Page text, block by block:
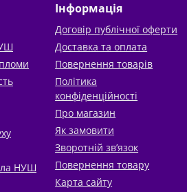
НУШ
Інформація
Договір публічної оферти
Доставка та оплата
Повернення товарів
Політика
конфіденційності
Про магазин
Як замовити
Зворотній зв’язок
Повернення товару
Карта сайту